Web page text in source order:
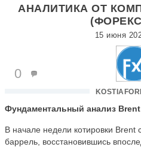
АНАЛИТИКА ОТ
15 июня
0
Фундаментальный анализ
В начале недели котировки Brent
баррель, восстановившись